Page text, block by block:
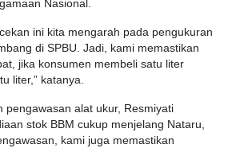
Nasional.
ini kita mengarah pada pengukuran
di SPBU. Jadi, kami memastikan
jika konsumen membeli satu liter
liter,” katanya.
pengawasan alat ukur, Resmiyati
stok BBM cukup menjelang Nataru,
kami juga memastikan